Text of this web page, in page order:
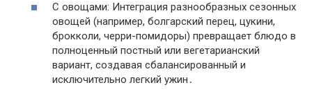
С овощами: Интеграция разнообразных сезонных
овощей (например, болгарский перец, цукини,
брокколи, черри-помидоры) превращает блюдо в
полноценный постный или вегетарианский
вариант, создавая сбалансированный и
исключительно легкий ужин․